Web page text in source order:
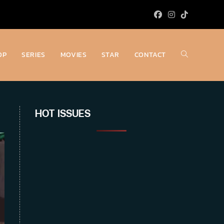
SERIES MOVIES STAR CONTACT Toggle
HOT ISSUES